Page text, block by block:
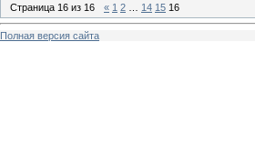
Страница 16 из 16 « 1 2 14 15 16
Полная версия сайта